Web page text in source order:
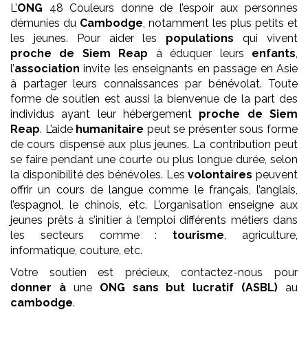
L’ONG 48 Couleurs donne de l’espoir aux personnes
démunies du Cambodge , notamment les plus petits et
les jeunes. Pour aider les populations qui vivent
proche de Siem Reap à éduquer leurs enfants
l’association invite les enseignants en passage en Asie
à partager leurs connaissances par bénévolat. Toute
forme de soutien est aussi la bienvenue de la part des
individus ayant leur hébergement proche de Siem
Reap. L’aide humanitaire peut se présenter sous forme
de cours dispensé aux plus jeunes. La contribution peut
se faire pendant une courte ou plus longue durée, selon
la disponibilité des bénévoles. Lesvolontaires peuvent
offrir un cours de langue comme le français, l’anglais,
l’espagnol, le chinois, etc. L’organisation enseigne aux
jeunes prêts à s’initier à l’emploi différents métiers dans
les secteurs comme : tourisme , agriculture,
informatique, couture, etc.
Votre soutien est précieux, contactez-nous pour
donner àune ONG sans but lucratif (ASBL) au
cambodge.